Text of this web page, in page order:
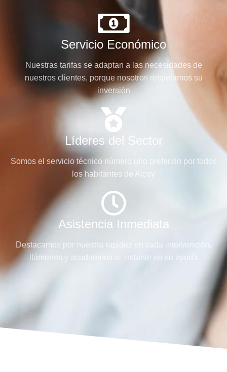
Servicio Económico
Nuestras tarifas se adaptan a las necesidades de
nuestros clientes, porque nosotros respetamos su
inversión
Líderes del Sector
Somos el servicio técnico número uno preferido por todos
los habitantes de Alcoy
Asistencia Inmediata
Destacamos por nuestra rapidez en cada intervención,
llámenos y acudiremos al instante en su ayuda